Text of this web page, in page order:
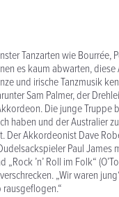
Tanzarten wie Bourrée,
es kaum abwarten, diese
und irische Tanzmusik
Sam Palmer, der
Die junge Truppe
haben und der Australier
Der Akkordeonist Dave
Paul James
’n’ Roll im Folk“
„Wir waren